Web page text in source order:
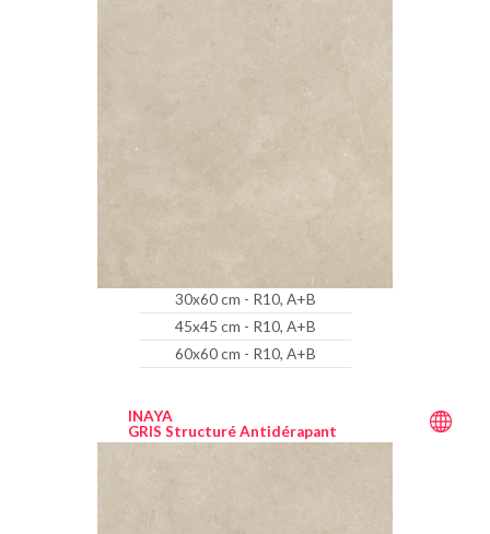
30x60 cm - R10, A+B
45x45 cm - R10, A+B
60x60 cm - R10, A+B
INAYA
GRIS Structuré Antidérapant